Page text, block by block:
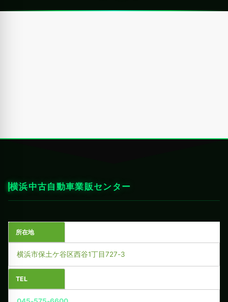
横浜中古自動車業販センター
所在地
横浜市保土ケ谷区西谷1丁目727-3
TEL